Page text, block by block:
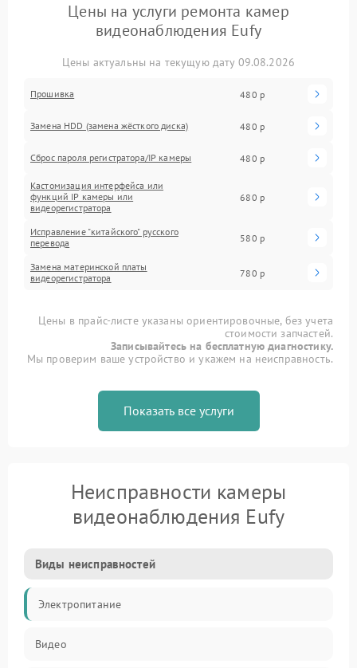
Цены на услуги ремонта камер
видеонаблюдения Eufy
Цены актуальны на текущую дату 09.08.2026
Прошивка 480 р
Замена HDD (замена жёсткого диска) 480 р
Сброс пароля регистратора/IP камеры 480 р
Кастомизация интерфейса или
функций IP камеры или
видеорегистратора
680 р
Исправление "китайского" русского
перевода
580 р
Замена материнской платы
видеорегистратора
780 р
Цены в прайс-листе указаны ориентировочные, без учета
стоимости запчастей.
Записывайтесь на бесплатную диагностику.
Мы проверим ваше устройство и укажем на неисправность.
Показать все услуги
Неисправности камеры
видеонаблюдения Eufy
Виды неисправностей
Электропитание
Видео